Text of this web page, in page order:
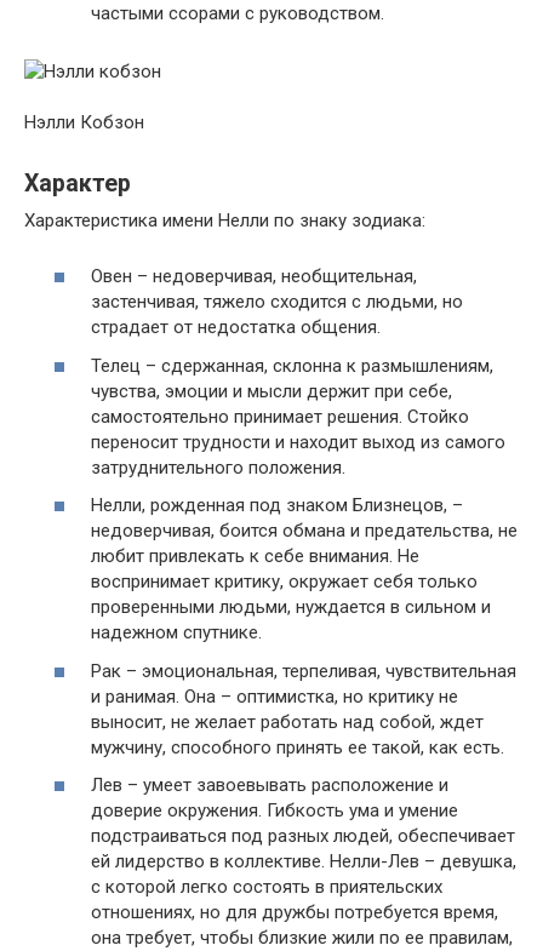
частыми ссорами с руководством.
Нэлли Кобзон
Характер
Характеристика имени Нелли по знаку зодиака:
Овен – недоверчивая, необщительная,
застенчивая, тяжело сходится с людьми, но
страдает от недостатка общения.
Телец – сдержанная, склонна к размышлениям,
чувства, эмоции и мысли держит при себе,
самостоятельно принимает решения. Стойко
переносит трудности и находит выход из самого
затруднительного положения.
Нелли, рожденная под знаком Близнецов, –
недоверчивая, боится обмана и предательства, не
любит привлекать к себе внимания. Не
воспринимает критику, окружает себя только
проверенными людьми, нуждается в сильном и
надежном спутнике.
Рак – эмоциональная, терпеливая, чувствительная
и ранимая. Она – оптимистка, но критику не
выносит, не желает работать над собой, ждет
мужчину, способного принять ее такой, как есть.
Лев – умеет завоевывать расположение и
доверие окружения. Гибкость ума и умение
подстраиваться под разных людей, обеспечивает
ей лидерство в коллективе. Нелли-Лев – девушка,
с которой легко состоять в приятельских
отношениях, но для дружбы потребуется время,
она требует, чтобы близкие жили по ее правилам,